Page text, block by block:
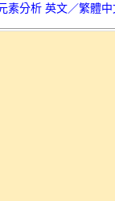
素分析 英文／繁體中